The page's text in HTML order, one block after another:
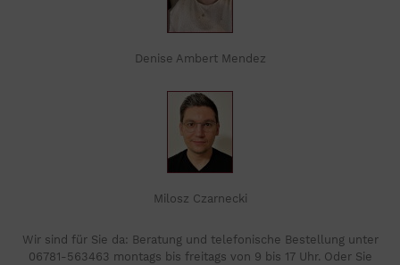
Denise Ambert Mendez
Milosz Czarnecki
Wir sind für Sie da: Beratung und telefonische Bestellung unter
06781-563463 montags bis freitags von 9 bis 17 Uhr. Oder Sie